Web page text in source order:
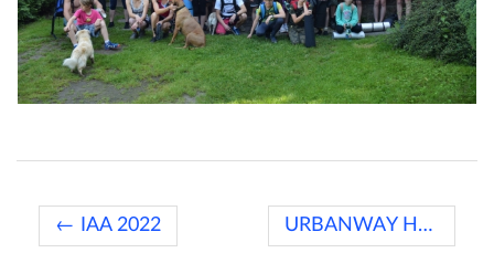
← IAA 2022 URBANWAY Hybrid CNG →